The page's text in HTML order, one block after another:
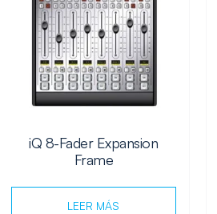
iQ 8-Fader Expansion
Frame
LEER MÁS